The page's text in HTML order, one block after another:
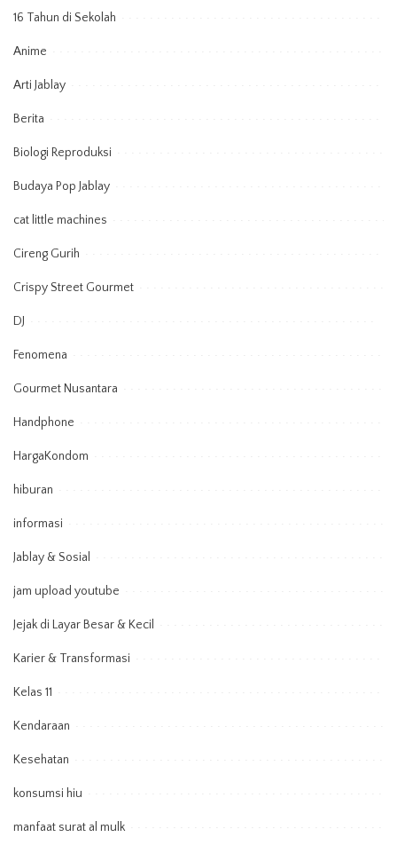
16 Tahun di Sekolah
Anime
Arti Jablay
Berita
Biologi Reproduksi
Budaya Pop Jablay
cat little machines
Cireng Gurih
Crispy Street Gourmet
DJ
Fenomena
Gourmet Nusantara
Handphone
HargaKondom
hiburan
informasi
Jablay & Sosial
jam upload youtube
Jejak di Layar Besar & Kecil
Karier & Transformasi
Kelas 11
Kendaraan
Kesehatan
konsumsi hiu
manfaat surat al mulk